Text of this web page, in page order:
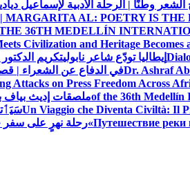
وطنًا | الرحلة الأدبية لإسماعيل
AL: POETRY IS THE
36TH MEDELLÍN
Civilization and Heritage Becomes
إيطاليا تودّع شاعر نابوليتكريم
Dr. Ashrafفي الدفاع عن الشعراء |
Attacks on Press Freedom Across
of the 36th Medellínملصقات إديث بياف
Un Viaggio che Diventa Civiltà: Il
Путешествие رحلة نهرٍ على سفر